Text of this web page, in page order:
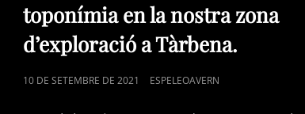
toponímia en la nostra zona
d’exploració a Tàrbena.
POSTED
10 DE SETEMBRE DE 2021 ESPELEOAVERN